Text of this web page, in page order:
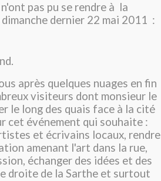
pas pu se rendre à la
dernier 22 mai 2011 :
après quelques nuages en fin
visiteurs dont monsieur le
le long des quais face à la cité
cet événement qui souhaite :
et écrivains locaux, rendre
amenant l'art dans la rue,
échanger des idées et des
droite de la Sarthe et surtout